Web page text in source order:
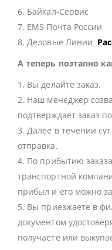
6. Байкал-Сервис
7. EMS Почта России
8. Деловые Линии
А теперь поэтапно
1. Вы делайте заказ.
2. Наш менеджер
подтверждает заказ
3. Далее в течении
отправка.
4. По прибытию
транспортной
прибыл и его можно
5. Вы приезжаете в
документом
получаете или